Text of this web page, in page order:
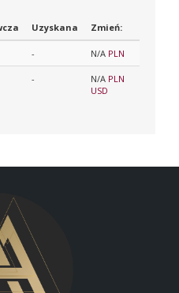
Uzyskana Zmień:
- N/A PLN
- N/A PLN
USD